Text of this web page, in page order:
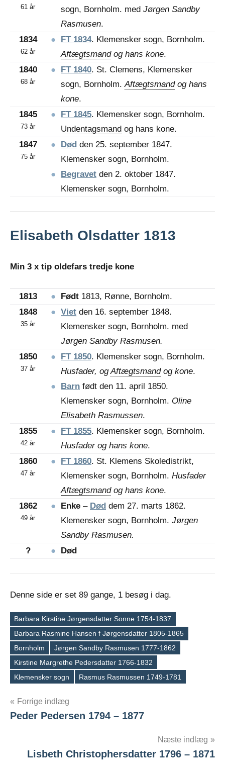
61 år
sogn, Bornholm. med Jørgen Sandby
Rasmusen.
1834
62 år
● FT 1834. Klemensker sogn, Bornholm.
Aftægtsmandog hans kone.
1840
68 år
● FT 1840. St. Clemens, Klemensker
sogn, Bornholm.Aftægtsmandog hans
kone.
1845
73 år
● FT 1845. Klemensker sogn, Bornholm.
Undentagsmand og hans kone.
1847
75 år
● Død den 25. september 1847.
Klemensker sogn, Bornholm.
●
Begravet den 2. oktober 1847.
Klemensker sogn, Bornholm.
Elisabeth Olsdatter 1813
Min 3 x tip oldefars tredje kone
1813 ● Født 1813, Rønne, Bornholm.
1848
35 år
● Viet den 16. september 1848.
Klemensker sogn, Bornholm. med
Jørgen Sandby Rasmusen.
1850
37 år
● FT 1850. Klemensker sogn, Bornholm.
Husfader, ogAftægtsmandog kone.
●
Barn født den 11. april 1850.
Klemensker sogn, Bornholm. Oline
Elisabeth Rasmussen.
1855
42 år
● FT 1855. Klemensker sogn, Bornholm.
Husfader og hans kone.
1860
47 år
● FT 1860. St. Klemens Skoledistrikt,
Klemensker sogn, Bornholm. Husfader
Aftægtsmandog hans kone.
1862
49 år
● Enke – Død dem 27. marts 1862.
Klemensker sogn, Bornholm. Jørgen
Sandby Rasmusen.
?
● Død
Denne side er set 89 gange, 1 besøg i dag.
Tags
Barbara Kirstine Jørgensdatter Sonne 1754-1837
Barbara Rasmine Hansen f Jørgensdatter 1805-1865
Bornholm
Jørgen Sandby Rasmusen 1777-1862
Kirstine Margrethe Pedersdatter 1766-1832
Klemensker sogn
Rasmus Rasmussen 1749-1781
Indlægsnavigation
Forrige indlæg
Peder Pedersen 1794 – 1877
Næste indlæg
Lisbeth Christophersdatter 1796 – 1871